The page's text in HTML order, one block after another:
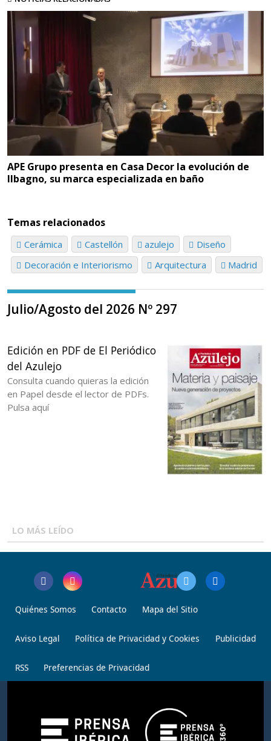
APE Grupo presenta en Casa Decor la evolución de
Ilbagno, su marca especializada en baño
Temas relacionados
Cerámica Castellón azulejo
Diseño
Decoración e Interiorismo
Arquitectura Madrid
Julio/Agosto del 2026 Nº 297
Edición en PDF de El Periódico
del Azulejo
Consulta cuando quieras la edición
en Papel desde el lector de PDFs.
Pulsa aquí
LO MÁS LEÍDO
Quiénes Somos Contacto Mapa del Sitio
Aviso Legal Política de Privacidad y Cookies Publicidad
RSS Preferencias de Privacidad